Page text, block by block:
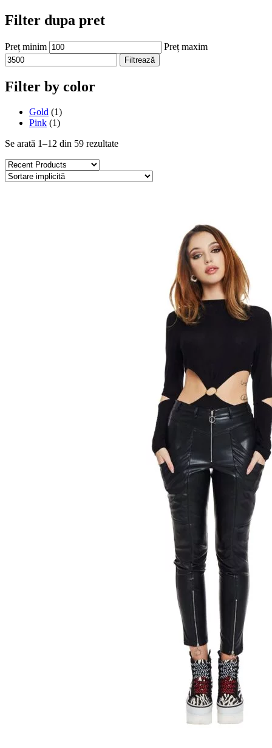
Filter dupa pret
Preț minim Preț maxim
Filtrează
Filter by color
Gold (1)
Pink (1)
Se arată 1–12 din 59 rezultate